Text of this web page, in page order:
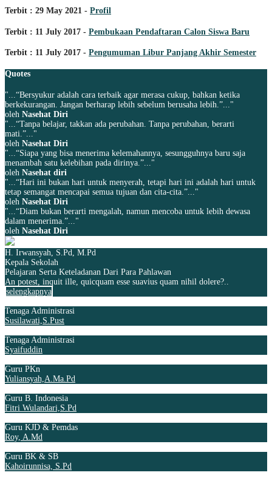
Terbit : 29 May 2021 - Profil
Terbit : 11 July 2017 - Pembukaan Pendaftaran Calon Siswa Baru
Terbit : 11 July 2017 - Pengumuman Libur Panjang Akhir Semester
Quotes
"...“Bersyukur adalah cara terbaik agar merasa cukup, bahkan ketika
berkekurangan. Jangan berharap lebih sebelum berusaha lebih.”..."
oleh Nasehat Diri
"...“Tanpa belajar, takkan ada perubahan. Tanpa perubahan, berarti
mati.”..."
oleh Nasehat Diri
"...“Siapa yang bisa menerima kelemahannya, sesungguhnya baru saja
menambah satu kelebihan pada dirinya.”..."
oleh Nasehat diri
"...“Hari ini bukan hari untuk menyerah, tetapi hari ini adalah hari untuk
tetap semangat mencapai semua tujuan dan cita-cita.”..."
oleh Nasehat Diri
"...“Diam bukan berarti mengalah, namun mencoba untuk lebih dewasa
dalam menerima.”..."
oleh Nasehat Diri
H. Irwansyah, S.Pd, M.Pd
Kepala Sekolah
Pelajaran Serta Keteladanan Dari Para Pahlawan
An potest, inquit ille, quicquam esse suavius quam nihil dolere?..
selengkapnya
Tenaga Administrasi
Susilawati,S.Pust
Tenaga Administrasi
Syaifuddin
Guru PKn
Yuliansyah,A.Ma.Pd
Guru B. Indonesia
Fitri Wulandari,S.Pd
Guru KJD & Pemdas
Roy, A.Md
Guru BK & SB
Kahoirunnisa, S.Pd